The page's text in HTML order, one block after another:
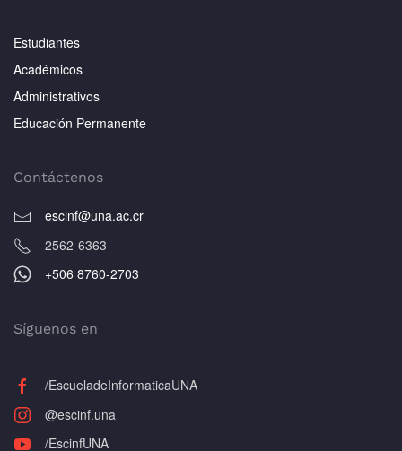
Estudiantes
Académicos
Administrativos
Educación Permanente
Contáctenos
escinf@una.ac.cr
2562-6363
+506 8760-2703
Síguenos en
/EscueladeInformaticaUNA
@escinf.una
/EscinfUNA